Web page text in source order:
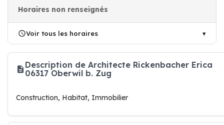
Horaires non renseignés
Voir tous les horaires
Description de Architecte Rickenbacher Erica
06317 Oberwil b. Zug
Construction, Habitat, Immobilier